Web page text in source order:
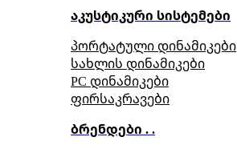
აკუსტიკური სისტემები
პორტატული დინამიკები
სახლის დინამიკები
PC დინამიკები
ფირსაკრავები
ბრენდები . .